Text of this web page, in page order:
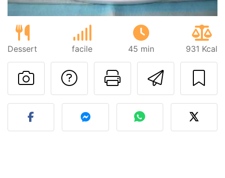
Dessert facile 45 min 931 Kcal
Imprimer
Poser une
Publier votre photo de